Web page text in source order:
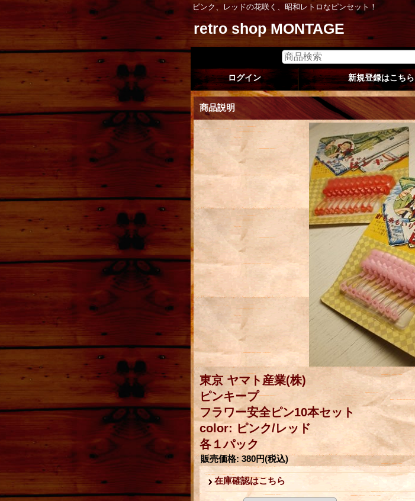
ピンク、レッドの花咲く、昭和レトロなピンセット！
retro shop MONTAGE
ログイン 新規登録はこちら
商品説明
東京 ヤマト産業(株)
ピンキープ
フラワー安全ピン10本セット
color: ピンク/レッド
各１パック
販売価格: 380円(税込)
在庫確認はこちら